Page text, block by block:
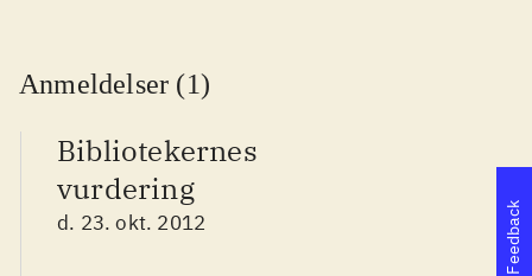
Anmeldelser (1)
Bibliotekernes
vurdering
d. 23. okt. 2012 Feedback